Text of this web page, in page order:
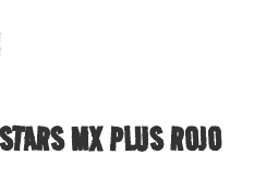
MX PLUS ROJO